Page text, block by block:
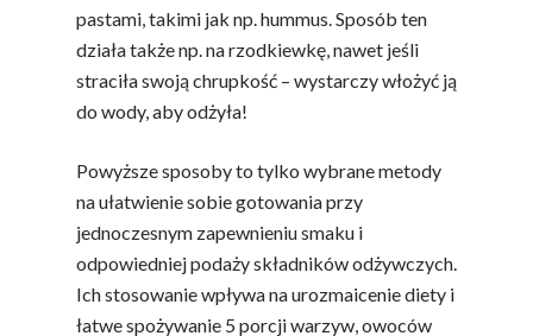
pastami, takimi jak np. hummus. Sposób ten
działa także np. na rzodkiewkę, nawet jeśli
straciła swoją chrupkość – wystarczy włożyć ją
do wody, aby odżyła!
Powyższe sposoby to tylko wybrane metody
na ułatwienie sobie gotowania przy
jednoczesnym zapewnieniu smaku i
odpowiedniej podaży składników odżywczych.
Ich stosowanie wpływa na urozmaicenie diety i
łatwe spożywanie 5 porcji warzyw, owoców